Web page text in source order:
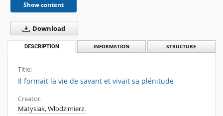
Show content
Download
DESCRIPTION INFORMATION STRUCTURE
Title:
Il formait la vie de savant et vivait sa plénitude
Creator:
Matysiak, Włodzimierz.